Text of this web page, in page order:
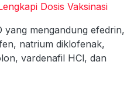
Dosis Vaksinasi
yang mengandung efedrin,
natrium diklofenak,
vardenafil HCl, dan